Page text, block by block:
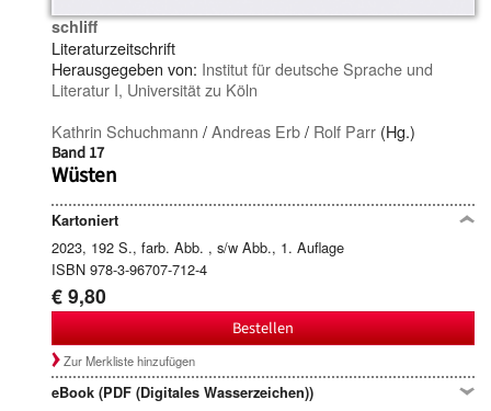
schliff
Literaturzeitschrift
Herausgegeben von: Institut für deutsche Sprache und
Literatur I, Universität zu Köln
Kathrin Schuchmann /Andreas Erb/ Rolf Parr (Hg.)
Band 17
Wüsten
Kartoniert
2023, 192 S., farb. Abb. , s/w Abb., 1. Auflage
ISBN 978-3-96707-712-4
€ 9,80
Bestellen
Zur Merkliste hinzufügen
eBook (PDF (Digitales Wasserzeichen))